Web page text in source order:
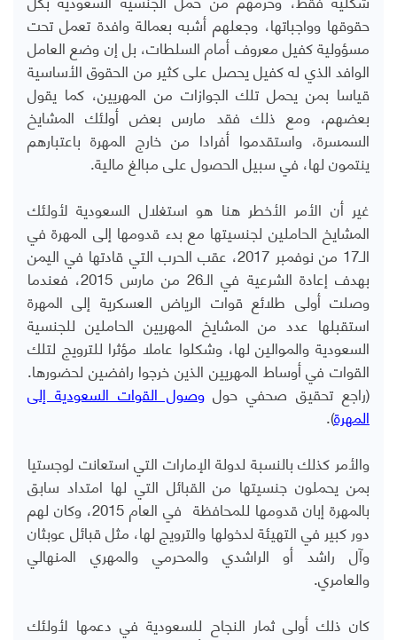
حقوقها وواجباتها، وجعلهم أشبه بعمالة وافدة تعمل تحت
مسؤولية كفيل معروف أمام السلطات، بل إن وضع العامل
الوافد الذي له كفيل يحصل على كثير من الحقوق الأساسية
قياسا بمن يحمل تلك الجوازات من المهريين، كما يقول
بعضهم، ومع ذلك فقد مارس بعض أولئك المشايخ
السمسرة، واستقدموا أفرادا من خارج المهرة باعتبارهم
ينتمون لها، في سبيل الحصول على مبالغ مالية.
غير أن الأمر الأخطر هنا هو استغلال السعودية لأولئك
المشايخ الحاملين لجنسيتها مع بدء قدومها إلى المهرة في
الـ17 من نوفمبر 2017، عقب الحرب التي قادتها في اليمن
بهدف إعادة الشرعية في الـ26 من مارس 2015، فعندما
وصلت أولى طلائع قوات الرياض العسكرية إلى المهرة
استقبلها عدد من المشايخ المهريين الحاملين للجنسية
السعودية والموالين لها، وشكلوا عاملا مؤثرا للترويج لتلك
القوات في أوساط المهريين الذين خرجوا رافضين لحضورها.
(راجع تحقيق صحفي حولوصول القوات السعودية إلى
المهرة).
والأمر كذلك بالنسبة لدولة الإمارات التي استعانت لوجستيا
بمن يحملون جنسيتها من القبائل التي لها امتداد سابق
بالمهرة إبان قدومها للمحافظة في العام 2015، وكان لهم
دور كبير في التهيئة لدخولها والترويج لها، مثل قبائل عوبثان
وآل راشد أو الراشدي والمحرمي والمهري المنهالي
والعامري.
كان ذلك أولى ثمار النجاح للسعودية في دعمها لأولئك